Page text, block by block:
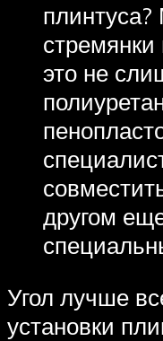
это не
другом
Угол лучше
установки